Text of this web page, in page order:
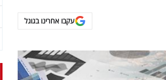
עקבו אחרינו בגוגל